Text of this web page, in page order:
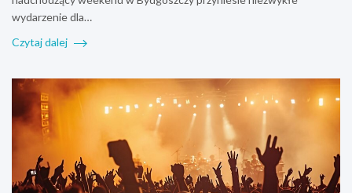
wydarzenie dla…
Czytaj dalej